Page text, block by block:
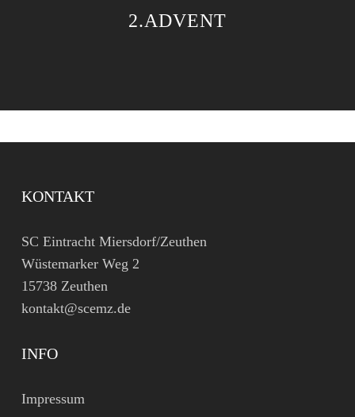
2.ADVENT
KONTAKT
SC Eintracht Miersdorf/Zeuthen
Wüstemarker Weg 2
15738 Zeuthen
kontakt@scemz.de
INFO
Impressum